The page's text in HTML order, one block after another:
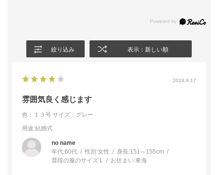
絞り込み 表示：新しい順
2024.9.17
雰囲気良く感じます
色：１３号 サイズ：グレー
用途:結婚式
no name
年代:60代 性別:女性 身長:151～155cm
普段の服のサイズ:L お住まい:東海